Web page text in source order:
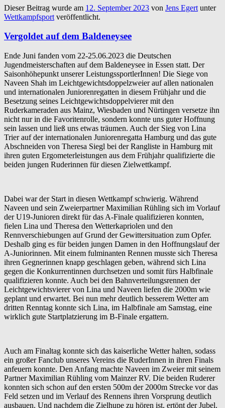
Dieser Beitrag wurde am 12. September 2023 von Jens Egert unter
Wettkampfsport veröffentlicht.
Vergoldet auf dem Baldeneysee
Ende Juni fanden vom 22-25.06.2023 die Deutschen
Jugendmeisterschaften auf dem Baldeneysee in Essen statt. Der
Saisonhöhepunkt unserer LeistungssportlerInnen! Die Siege von
Naveen Shah im Leichtgewichtsdoppelzweier auf allen nationalen
und internationalen Juniorenregatten in diesem Frühjahr und die
Besetzung seines Leichtgewichtsdoppelvierer mit den
Ruderkameraden aus Mainz, Wiesbaden und Nürtingen versetze ihn
nicht nur in die Favoritenrolle, sondern konnte uns guter Hoffnung
sein lassen und ließ uns etwas träumen. Auch der Sieg von Lina
Trier auf der internationalen Juniorenregatta Hamburg und das gute
Abschneiden von Theresa Siegl bei der Rangliste in Hamburg mit
ihren guten Ergometerleistungen aus dem Frühjahr qualifizierte die
beiden jungen Ruderinnen für diesen Zielwettkampf.
Dabei war der Start in diesen Wettkampf schwierig. Während
Naveen und sein Zweierpartner Maximilian Rühling sich im Vorlauf
der U19-Junioren direkt für das A-Finale qualifizieren konnten,
fielen Lina und Theresa den Wetterkapriolen und den
Rennverschiebungen auf Grund der Gewittersituation zum Opfer.
Deshalb ging es für beiden jungen Damen in den Hoffnungslauf der
A-Juniorinnen. Mit einem fulminanten Rennen musste sich Theresa
ihren Gegnerinnen knapp geschlagen geben, während sich Lina
gegen die Konkurrentinnen durchsetzen und somit fürs Halbfinale
qualifizieren konnte. Auch bei den Bahnverteilungsrennen der
Leichtgewichtsvierer von Lina und Naveen liefen die 2000m wie
geplant und erwartet. Bei nun mehr deutlich besserem Wetter am
dritten Renntag konnte sich Lina, im Halbfinale am Samstag, eine
wirklich gute Startplatzierung im B-Finale ergattern.
Auch am Finaltag konnte sich das kaiserliche Wetter halten, sodass
ein großer Fanclub unseres Vereins die RuderInnen in ihren Finals
anfeuern konnte. Den Anfang machte Naveen im Zweier mit seinem
Partner Maximilian Rühling vom Mainzer RV. Die beiden Ruderer
konnten sich schon auf den ersten 500m der 2000m Strecke vor das
Feld setzen und im Verlauf des Rennens ihren Vorsprung deutlich
ausbauen. Und nachdem die Zielhupe zu hören ist, ertönt der Jubel.